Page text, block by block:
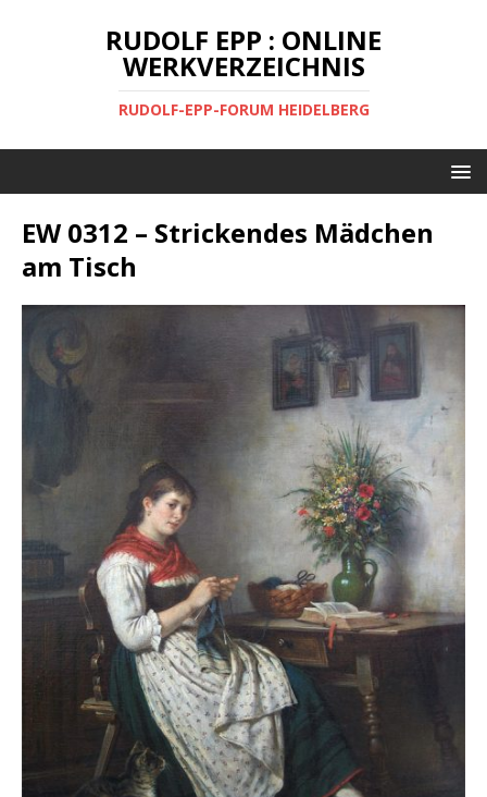
RUDOLF EPP : ONLINE
WERKVERZEICHNIS
RUDOLF-EPP-FORUM HEIDELBERG
EW 0312 – Strickendes Mädchen
am Tisch